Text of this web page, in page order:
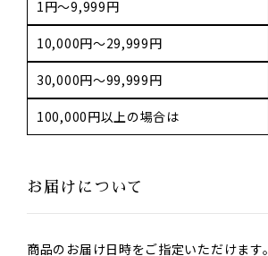
お届けについて
商品のお届け日時をご指定いただけます。
1円～9,999円
10,000円～29,999円
30,000円～99,999円
100,000円以上の場合は